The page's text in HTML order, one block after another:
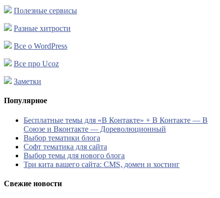
Полезные сервисы
Разные хитрости
Все о WordPress
Все про Ucoz
Заметки
Популярное
Бесплатные темы для «В Контакте» + В Контакте — В
Союзе и Вконтакте — Дореволюционный
Выбор тематики блога
Софт тематика для сайта
Выбор темы для нового блога
Три кита вашего сайта: CMS, домен и хостинг
Свежие новости